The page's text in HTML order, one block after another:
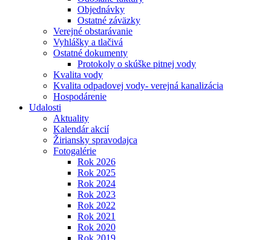
Objednávky
Ostatné záväzky
Verejné obstarávanie
Vyhlášky a tlačivá
Ostatné dokumenty
Protokoly o skúške pitnej vody
Kvalita vody
Kvalita odpadovej vody- verejná kanalizácia
Hospodárenie
Udalosti
Aktuality
Kalendár akcií
Žiriansky spravodajca
Fotogalérie
Rok 2026
Rok 2025
Rok 2024
Rok 2023
Rok 2022
Rok 2021
Rok 2020
Rok 2019